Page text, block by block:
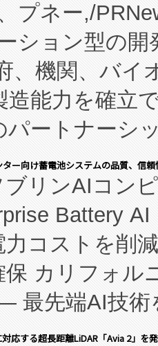
プネー,/
ション型の
、機関、バイ
造能力を確立
パートナーシ
社の実績ある
(FCCM™) プ
オ医薬品製造
バッチ施設の
イチェーン
が高く、持
用した現地生
ー向け蓄電池システムの品質、信
ブリンAIコン
Battery
力コストを削
カリフォル
最先端AI技術
ンド：本社
応する超長距離LiDAR「Avia 2」を